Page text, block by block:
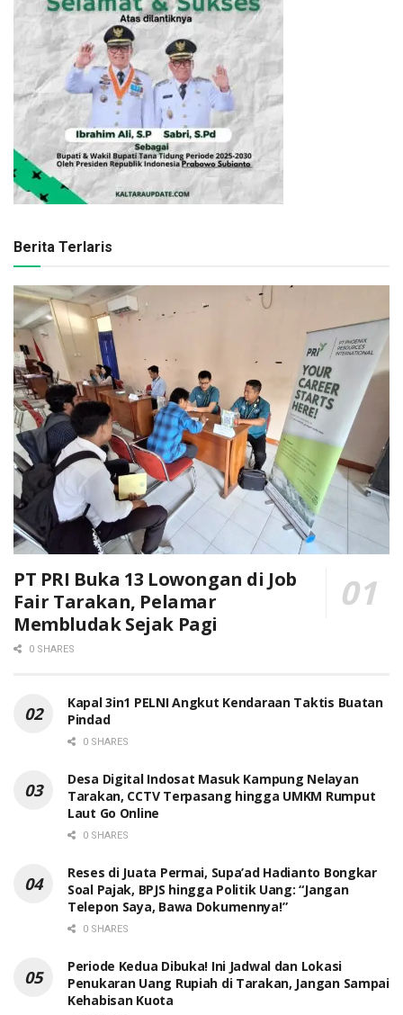
Berita Terlaris
PT PRI Buka 13 Lowongan di Job
Fair Tarakan, Pelamar
Membludak Sejak Pagi
0 SHARES
Kapal 3in1 PELNI Angkut Kendaraan Taktis Buatan
Pindad
0 SHARES
Desa Digital Indosat Masuk Kampung Nelayan
Tarakan, CCTV Terpasang hingga UMKM Rumput
Laut Go Online
0 SHARES
Reses di Juata Permai, Supa’ad Hadianto Bongkar
Soal Pajak, BPJS hingga Politik Uang: “Jangan
Telepon Saya, Bawa Dokumennya!”
0 SHARES
Periode Kedua Dibuka! Ini Jadwal dan Lokasi
Penukaran Uang Rupiah di Tarakan, Jangan Sampai
Kehabisan Kuota